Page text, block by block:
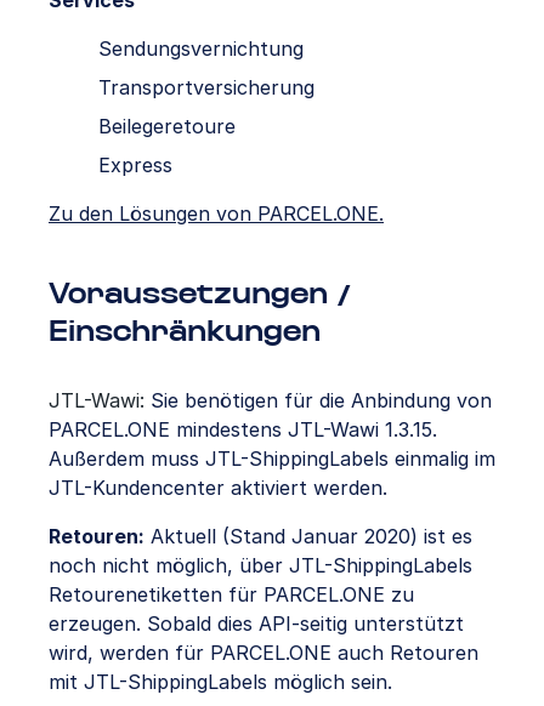
Sendungsvernichtung
Transportversicherung
Beilegeretoure
Express
Zu den Lösungen von PARCEL.ONE.
Voraussetzungen /
Einschränkungen
JTL-Wawi: Sie benötigen für die Anbindung von
PARCEL.ONE mindestens JTL-Wawi 1.3.15.
Außerdem muss JTL-ShippingLabels einmalig im
JTL-Kundencenter aktiviert werden.
Retouren: Aktuell (Stand Januar 2020) ist es
noch nicht möglich, über JTL-ShippingLabels
Retourenetiketten für PARCEL.ONE zu
erzeugen. Sobald dies API-seitig unterstützt
wird, werden für PARCEL.ONE auch Retouren
mit JTL-ShippingLabels möglich sein.